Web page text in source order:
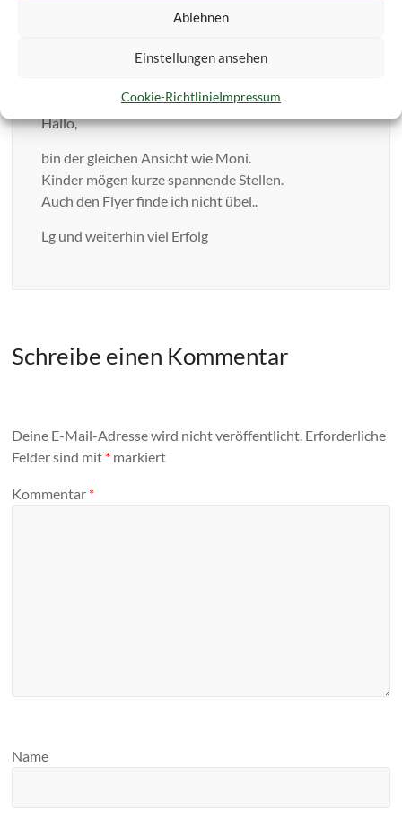
Ablehnen
Einstellungen ansehen
Cookie-RichtlinieImpressum
Permalink
Hallo,
bin der gleichen Ansicht wie Moni.
Kinder mögen kurze spannende Stellen.
Auch den Flyer finde ich nicht übel..
Lg und weiterhin viel Erfolg
Schreibe einen Kommentar
Deine E-Mail-Adresse wird nicht veröffentlicht. Erforderliche
Felder sind mit * markiert
Kommentar *
Name